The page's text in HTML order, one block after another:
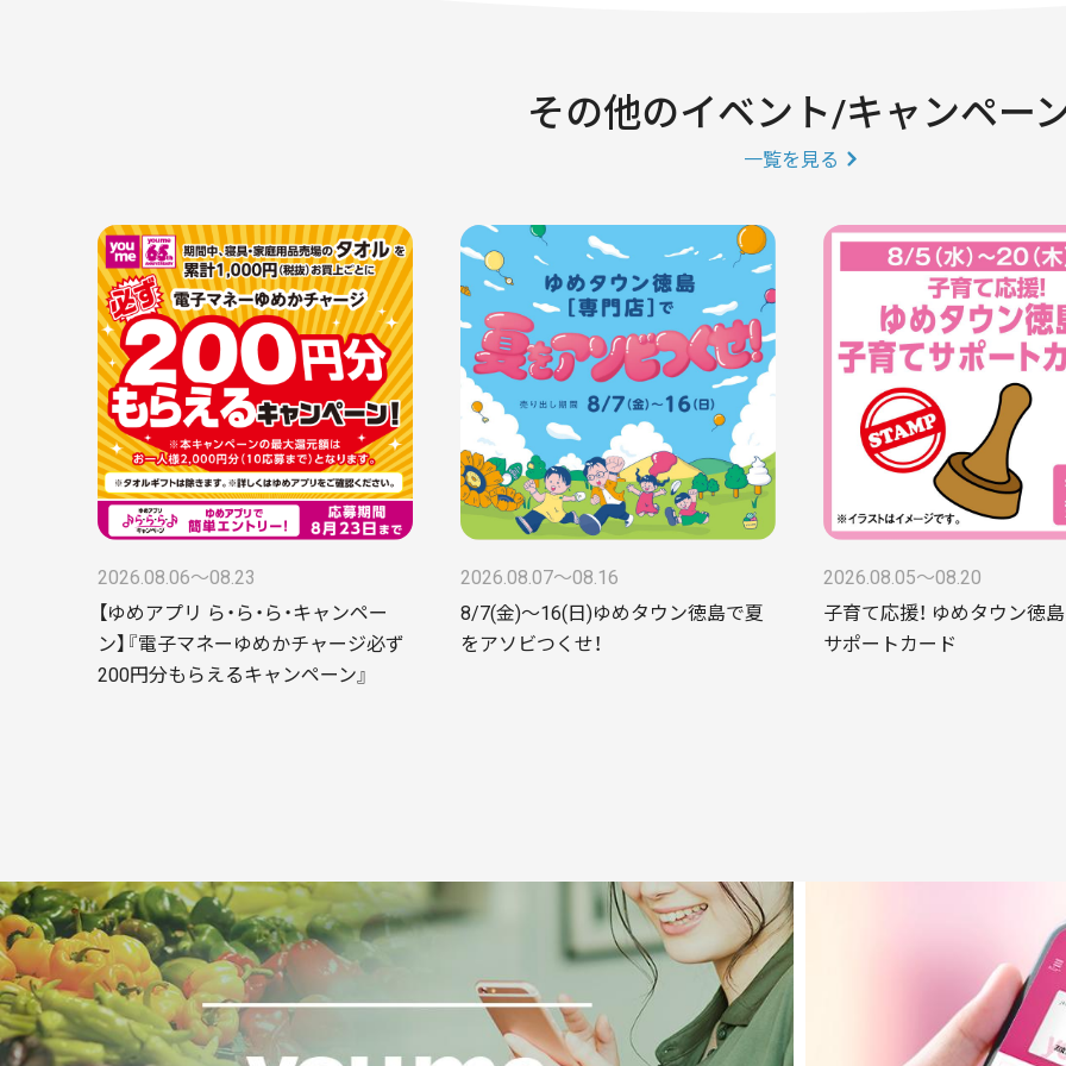
その他のイベント/キャンペー
一覧を見る
2026.08.06〜08.23
【ゆめアプリ ら・ら・ら・キャンペー
ン】『電子マネーゆめかチャージ必ず
200円分もらえるキャンペーン』
2026.08.07〜08.16
8/7(金)～16(日)ゆめタウン徳島で夏
をアソビつくせ！
2026.08.05〜08.20
子育て応援！ ゆめタウン徳
サポートカード